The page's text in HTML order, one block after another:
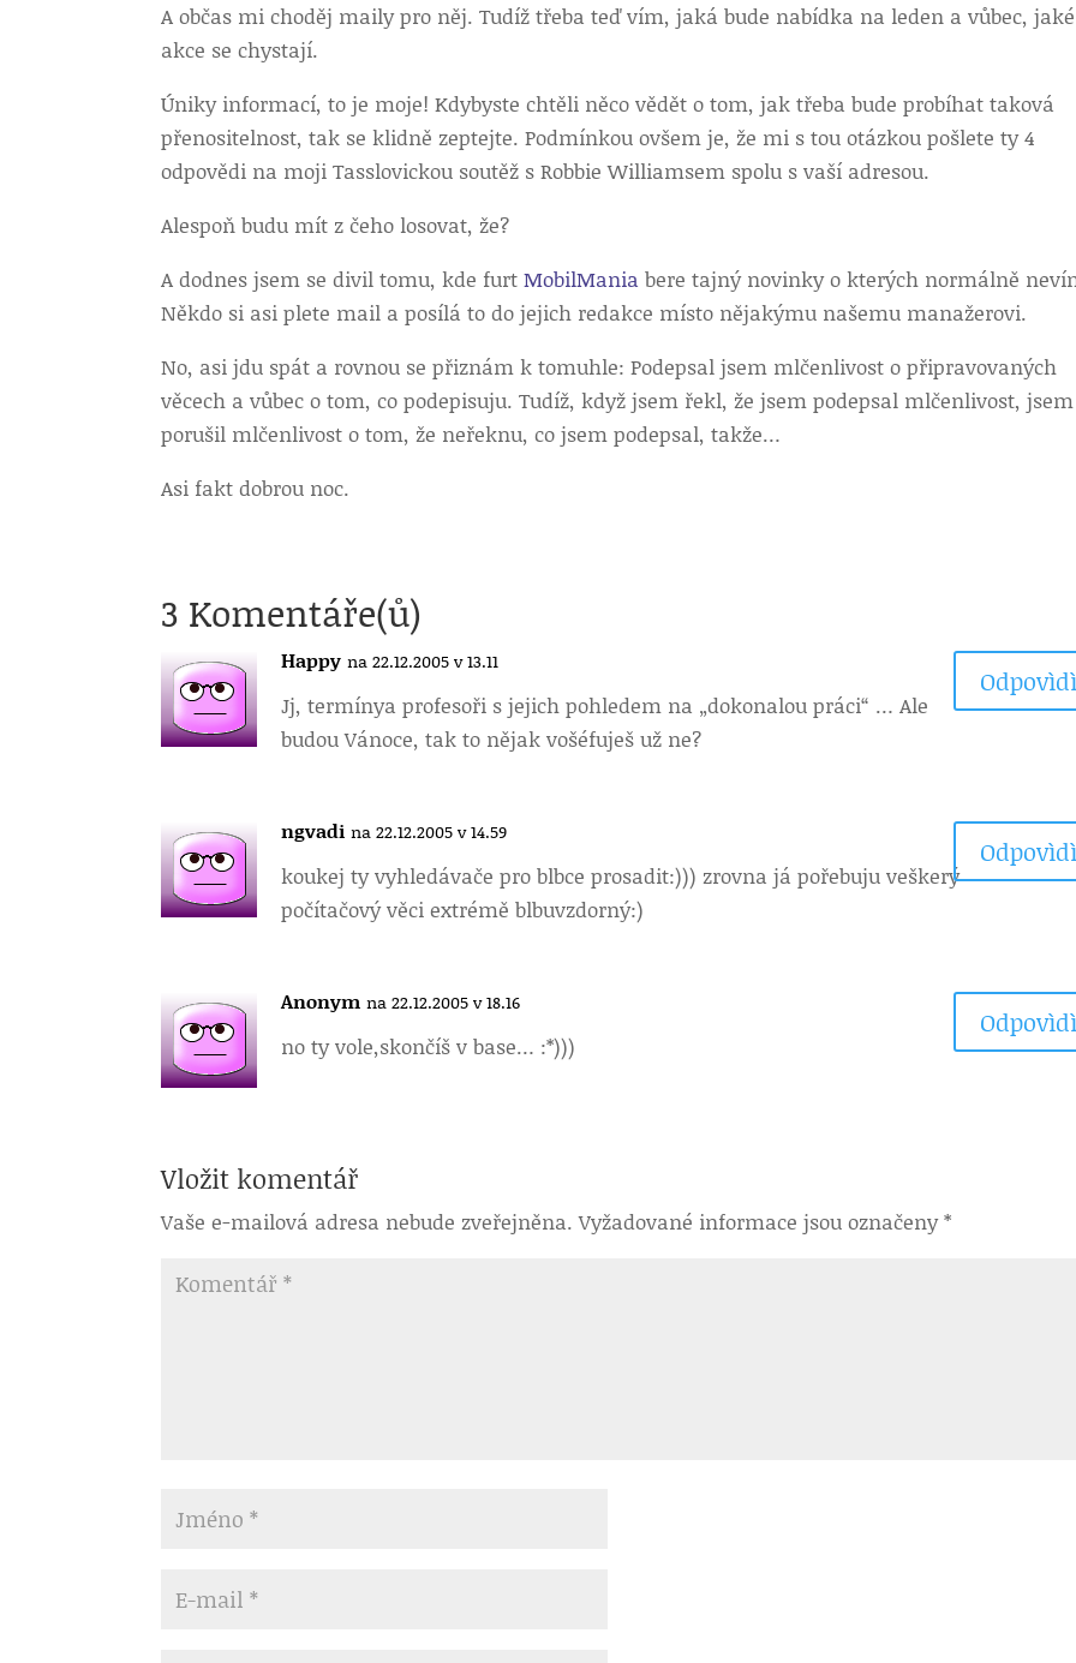
A občas mi choděj maily pro něj. Tudíž třeba teď vím, jaká bude nabídka na leden a vůbec, jaké
akce se chystají.
Úniky informací, to je moje! Kdybyste chtěli něco vědět o tom, jak třeba bude probíhat taková
přenositelnost, tak se klidně zeptejte. Podmínkou ovšem je, že mi s tou otázkou pošlete ty 4
odpovědi na moji Tasslovickou soutěž s Robbie Williamsem spolu s vaší adresou.
Alespoň budu mít z čeho losovat, že?
A dodnes jsem se divil tomu, kde furtMobilMania bere tajný novinky o kterých normálně
Někdo si asi plete mail a posílá to do jejich redakce místo nějakýmu našemu manažerovi.
No, asi jdu spát a rovnou se přiznám k tomuhle: Podepsal jsem mlčenlivost o připravovaných
věcech a vůbec o tom, co podepisuju. Tudíž, když jsem řekl, že jsem podepsal mlčenlivost, jsem
porušil mlčenlivost o tom, že neřeknu, co jsem podepsal, takže…
Asi fakt dobrou noc.
3 Komentáře(ů)
Happy na 22.12.2005 v 13.11
Jj, termínya profesoři s jejich pohledem na „dokonalou práci“ … Ale
budou Vánoce, tak to nějak vošéfuješ už ne?
ngvadi na 22.12.2005 v 14.59
koukej ty vyhledávače pro blbce prosadit:))) zrovna já pořebuju veškerý
počítačový věci extrémě blbuvzdorný:)
Anonym na 22.12.2005 v 18.16
no ty vole,skončíš v base… :*)))
Vložit komentář
Vaše e-mailová adresa nebude zveřejněna. Vyžadované informace jsou označeny*